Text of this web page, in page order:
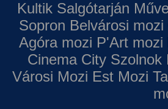
Kultik Salgótarján
Sopron Belvárosi mozi
Agóra mozi P'Art mozi
Cinema City Szolnok
Városi Mozi Est Mozi